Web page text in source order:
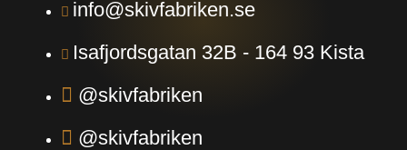
info@skivfabriken.se
Isafjordsgatan 32B - 164 93 Kista
@skivfabriken
@skivfabriken